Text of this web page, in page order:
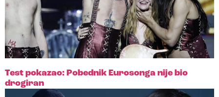
Test pokazao: Pobednik Eurosonga nije bio
drogiran